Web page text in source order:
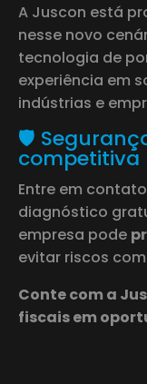
A Juscon está
nesse novo
tecnologia de
experiência em
indústrias e
🛡️
competitiva
Entre em
diagnóstico
empresa pode
evitar riscos
Conte com a
fiscais em